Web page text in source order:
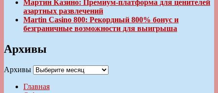
Мартин Казино: Премиум-платформа для ценителей
азартных развлечений
Martin Casino 800: Рекордный 800% бонус и
безграничные возможности для выигрыша
Архивы
Архивы
Главная